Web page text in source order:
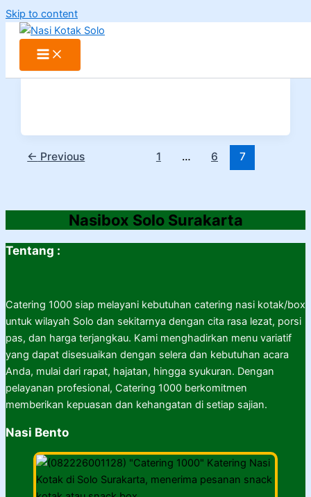
Skip to content
← Previous 1 … 6 7
Nasibox Solo Surakarta
Tentang :
Catering 1000 siap melayani kebutuhan catering nasi kotak/box
untuk wilayah Solo dan sekitarnya dengan cita rasa lezat, porsi
pas, dan harga terjangkau. Kami menghadirkan menu variatif
yang dapat disesuaikan dengan selera dan kebutuhan acara
Anda, mulai dari rapat, hajatan, hingga syukuran. Dengan
pelayanan profesional, Catering 1000 berkomitmen
memberikan kepuasan dan kehangatan di setiap sajian.
Nasi Bento